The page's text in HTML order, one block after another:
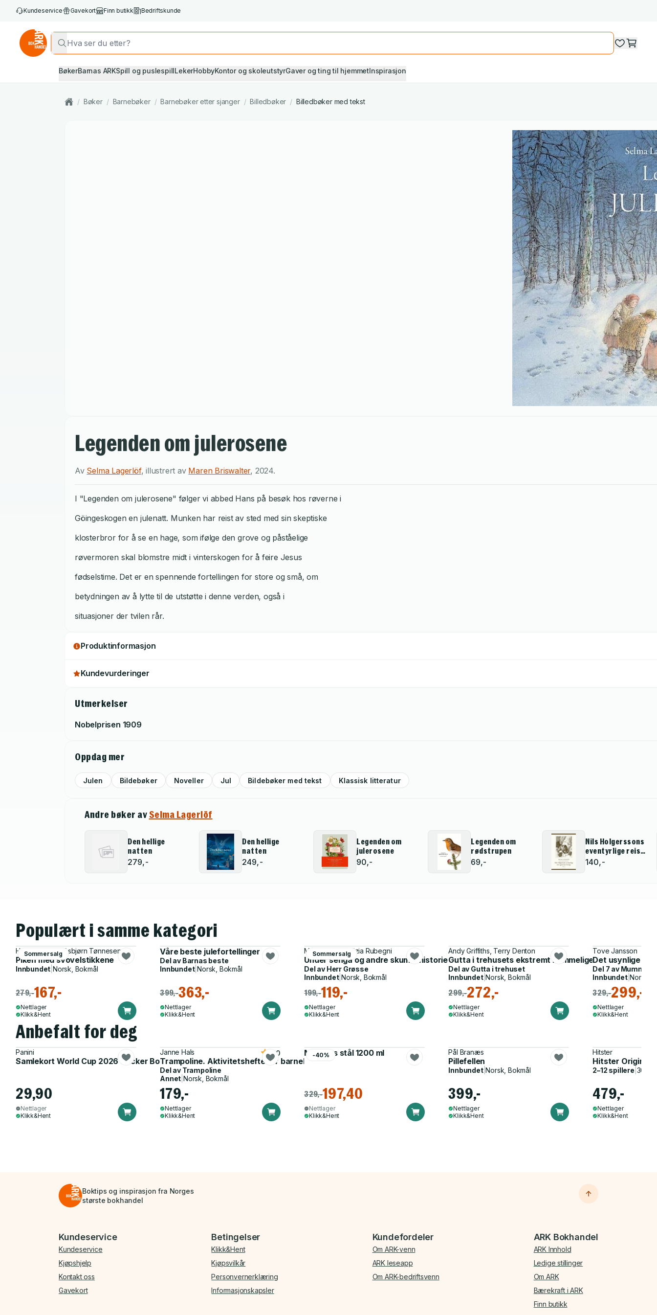
Kundeservice Gavekort Finn butikk Bedriftskunde
BøkerBarnas ARKSpill og puslespillLekerHobbyKontor og skoleutstyrGaver og ting til hjemmetInspirasjon
/ Bøker / Barnebøker / Barnebøker etter sjanger / Billedbøker / Billedbøker med tekst
Legenden om julerosene
Av Selma Lagerlöf,illustrert av Maren Briswalter, 2024.
I "Legenden om julerosene" følger vi abbed Hans på besøk hos røverne i
Göingeskogen en julenatt. Munken har reist av sted med sin skeptiske
klosterbror for å se en hage, som ifølge den grove og påståelige
røvermoren skal blomstre midt i vinterskogen for å feire Jesus
fødselstime. Det er en spennende fortellingen for store og små, om
betydningen av å lytte til de utstøtte i denne verden, også i
situasjoner der tvilen rår.
Produktinformasjon
Kundevurderinger
Utmerkelser
Nobelprisen 1909
Oppdag mer
Julen Bildebøker Noveller Jul Bildebøker med tekst Klassisk litteratur
Andre bøker avSelma Lagerlöf
Den hellige
natten
279,-
Den hellige
natten
249,-
Legenden om
julerosene
90,-
Legenden om
rødstrupen
69,-
Nils Holgerssons
eventyrlige reise
gjennom Sverige
140,-
Populært i samme kategori
Sommersalg
H.C. Andersen, Asbjørn Tønnesen
Piken med svovelstikkene
Innbundet |Norsk, Bokmål
279,-167,-
Nettlager
Klikk&Hent
Våre beste julefortellinger
Del av Barnas beste
Innbundet|Norsk, Bokmål
399,-363,-
Nettlager
Klikk&Hent
Sommersalg
Max Brallier, Letizia Rubegni
Under senga og andre skumle historier
Del av Herr Grøsse
Innbundet|Norsk, Bokmål
199,-119,-
Nettlager
Klikk&Hent
Andy Griffiths, Terry Denton
Gutta i trehusets ekstremt hemmelige historier
Del av Gutta i trehuset
Innbundet|Norsk, Bokmål
299,-272,-
Nettlager
Klikk&Hent
Tove Jansson
Det usynlige
Del 7 av
Innbundet|Norsk,
329,-299,-
Nettlager
Klikk&Hent
Anbefalt for deg
Panini
Samlekort World Cup 2026 Sticker Booster
29,90
Nettlager
Klikk&Hent
Janne Hals
Trampoline. Aktivitetshefte for barnehagen
5.0
Del av Trampoline
Annet Norsk, Bokmål
179,-
Nettlager
Klikk&Hent
-40%
Matboks stål 1200 ml
329,-197,40
Nettlager
Klikk&Hent
Pål Branæs
Pillefellen
Innbundet|Norsk, Bokmål
399,-
Nettlager
Klikk&Hent
Hitster
Hitster Original
2–12 spillere
479,-
Nettlager
Klikk&Hent
Boktips og inspirasjon fra Norges
største bokhandel
Bunnmeny
Kundeservice
Kundeservice
Kjøpshjelp
Kontakt oss
Gavekort
Betingelser
Klikk&Hent
Kjøpsvilkår
Personvernerklæring
Informasjonskapsler
Kundefordeler
Om ARK-venn
ARK leseapp
Om ARK-bedriftsvenn
ARK Bokhandel
ARK Innhold
Ledige stillinger
Om ARK
Bærekraft i ARK
Finn butikk